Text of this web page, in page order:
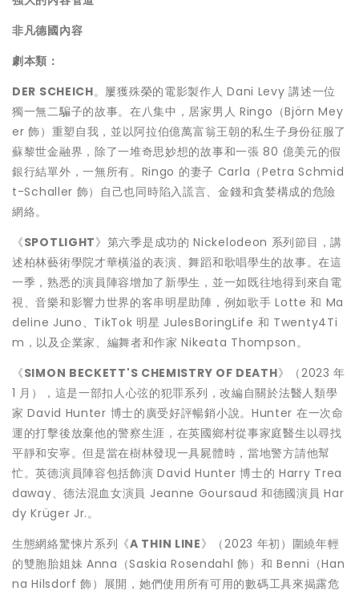
非凡德國內容
劇本類：
DER SCHEICH。屢獲殊榮的電影製作人Dani Levy 講述一位
獨一無二騙子的故事。在八集中，居家男人 Ringo（Björn Mey
er 飾）重塑自我，並以阿拉伯億萬富翁王朝的私生子身份征服了
蘇黎世金融界，除了一堆奇思妙想的故事和一張 80 億美元的假
銀行結單外，一無所有。Ringo 的妻子 Carla（Petra Schmid
t-Schaller 飾）自己也同時陷入謊言、金錢和貪婪構成的危險
網絡。
《SPOTLIGHT》第六季是成功的 Nickelodeon 系列節目，講
述柏林藝術學院才華橫溢的表演、舞蹈和歌唱學生的故事。在這
一季，熟悉的演員陣容增加了新學生，並一如既往地得到來自電
視、音樂和影響力世界的客串明星助陣，例如歌手 Lotte 和 Ma
deline Juno、TikTok 明星 JulesBoringLife 和 Twenty4Ti
m，以及企業家、編舞者和作家 Nikeata Thompson。
《SIMON BECKETT'S CHEMISTRY OF DEATH》（2023 年
1 月），這是一部扣人心弦的犯罪系列，改編自關於法醫人類學
家David Hunter 博士的廣受好評暢銷小說。Hunter 在一次命
運的打擊後放棄他的警察生涯，在英國鄉村從事家庭醫生以尋找
平靜和安寧。但是當在樹林發現一具屍體時，當地警方請他幫
忙。英德演員陣容包括飾演David Hunter 博士的 Harry Trea
daway、德法混血女演員 Jeanne Goursaud 和德國演員 Har
dy Krüger Jr.。
生態網絡驚悚片系列《A THIN LINE》（2023 年初）圍繞年輕
的雙胞胎姐妹 Anna（Saskia Rosendahl 飾）和 Benni（Han
na Hilsdorf 飾）展開，她們使用所有可用的數碼工具來揭露危